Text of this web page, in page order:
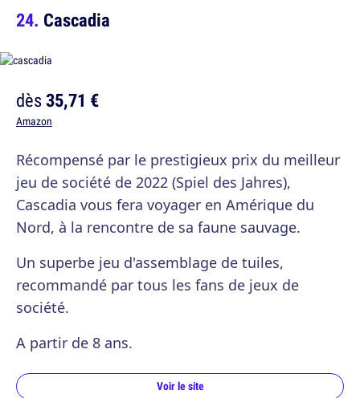
Cascadia
dès35,71 €
Amazon
Récompensé par le prestigieux prix du meilleur
jeu de société de 2022 (Spiel des Jahres),
Cascadia vous fera voyager en Amérique du
Nord, à la rencontre de sa faune sauvage.
Un superbe jeu d'assemblage de tuiles,
recommandé par tous les fans de jeux de
société.
A partir de 8 ans.
Voir le site